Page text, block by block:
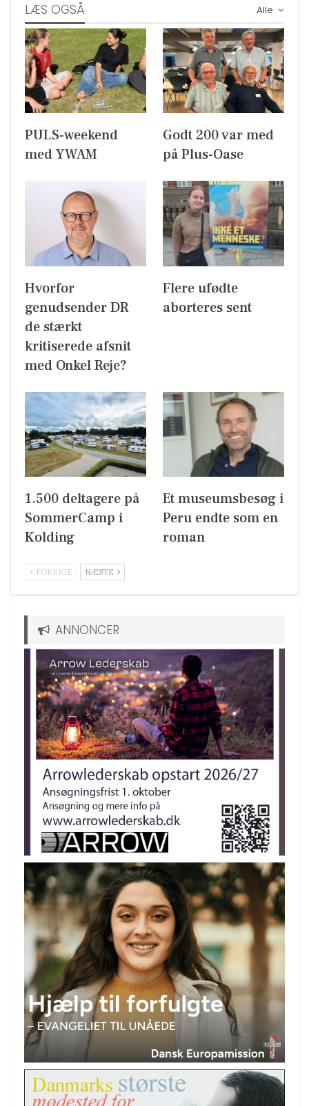
Alle
LÆS OGSÅ
PULS-weekend
med YWAM
Godt 200 var med
på Plus-Oase
Hvorfor
genudsender DR
de stærkt
kritiserede afsnit
med Onkel Reje?
Flere ufødte
aborteres sent
1.500 deltagere på
SommerCamp i
Kolding
Et museumsbesøg i
Peru endte som en
roman
FORRIGE NÆSTE
ANNONCER